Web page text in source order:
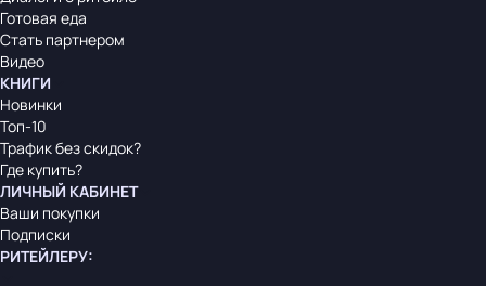
Готовая еда
Стать партнером
Видео
КНИГИ
Новинки
Топ-10
Трафик без скидок?
Где купить?
ЛИЧНЫЙ КАБИНЕТ
Ваши покупки
Подписки
РИТЕЙЛЕРУ: